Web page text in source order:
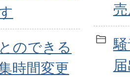
のできる
時間変更